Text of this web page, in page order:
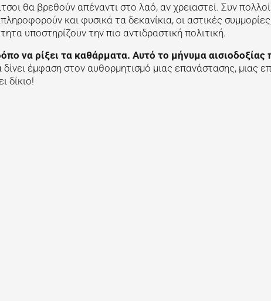
θα βρεθούν απέναντι στο λαό, αν χρειαστεί. Συν πολλοί
και φυσικά τα δεκανίκια, οι αστικές
υποστηρίζουν την πιο αντιδραστική πολιτική.
να ρίξει τα καθάρματα. Αυτό το μήνυμα αισιοδοξίας
έμφαση στον αυθορμητισμό μιας επανάστασης, μιας
δίκιο!